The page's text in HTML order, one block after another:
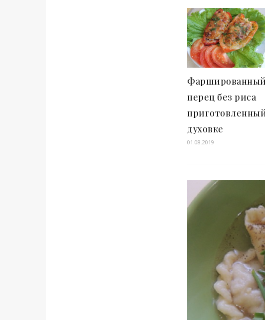
Фаршированный
перец без риса
духовке
01.08.2019